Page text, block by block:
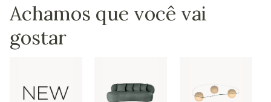
Achamos que você vai
gostar